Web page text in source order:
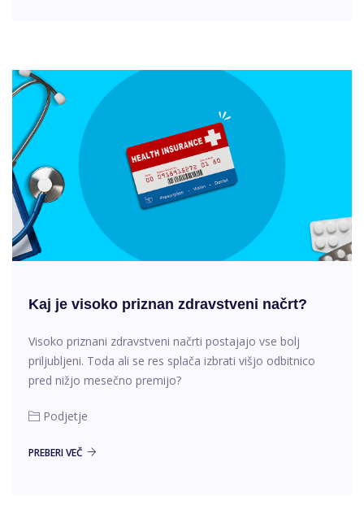
Kaj je visoko priznan zdravstveni načrt?
Visoko priznani zdravstveni načrti postajajo vse bolj
priljubljeni. Toda ali se res splača izbrati višjo odbitnico
pred nižjo mesečno premijo?
Podjetje
PREBERI VEČ